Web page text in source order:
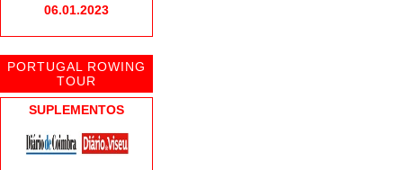
06.01.2023
PORTUGAL ROWING
TOUR
SUPLEMENTOS